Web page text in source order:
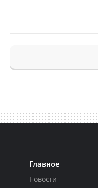
Главное
Новости